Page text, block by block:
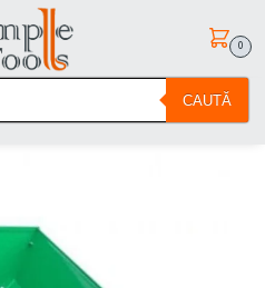
CAUTĂ
0
orice – Comanzi simplu
Zdrobitor de struguri electric Craft-Tec aprox.240kg-350kg/h